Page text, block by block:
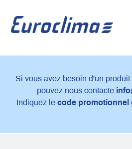
Si vous avez besoin d'un
pouvez nous contacte
Indiquez le code promotionnel